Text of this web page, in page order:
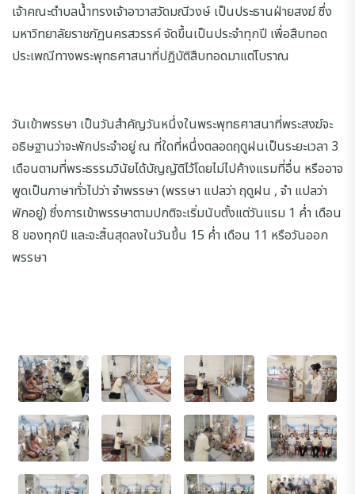
เจ้าคณะตำบลน้ำทรงเจ้าอาวาสวัดมณีวงษ์ เป็นประธานฝ่ายสงฆ์ ซึ่ง
มหาวิทยาลัยราชภัฏนครสวรรค์ จัดขึ้นเป็นประจำทุกปี เพื่อสืบทอด
ประเพณีทางพระพุทธศาสนาที่ปฏิบัติสืบทอดมาแต่โบราณ
วันเข้าพรรษา เป็นวันสำคัญวันหนึ่งในพระพุทธศาสนาที่พระสงฆ์จะ
อธิษฐานว่าจะพักประจำอยู่ ณ ที่ใดที่หนึ่งตลอดฤดูฝนเป็นระยะเวลา 3
เดือนตามที่พระธรรมวินัยได้บัญญัติไว้โดยไม่ไปค้างแรมที่อื่น หรืออาจ
พูดเป็นภาษาทั่วไปว่า จำพรรษา (พรรษา แปลว่า ฤดูฝน , จำ แปลว่า
พักอยู่) ซึ่งการเข้าพรรษาตามปกติจะเริ่มนับตั้งแต่วันแรม 1 ค่ำ เดือน
8 ของทุกปี และจะสิ้นสุดลงในวันขึ้น 15 ค่ำ เดือน 11 หรือวันออก
พรรษา